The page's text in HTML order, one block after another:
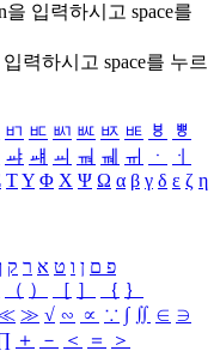
을 입력하시고 space를
입력하시고 space를 누르
ㅲ ㅳ ㅴ ㅵ ㅶ ㅷ ㅸ
ㅹ
ㆇ ㆈ ㆉ ㆊ ㆋ ㆌ ㆍ
ㆎ
ΤΥ Φ Χ Ψ Ω α β γ δ ε ζ η
פ ם ן ו ט א ר ק
（ ） ［ ］ ｛ ｝
≫ √ ∽ ∝ ∵ ∫ ∬ ∈ ∋
＋ － ＜ ＝
＞